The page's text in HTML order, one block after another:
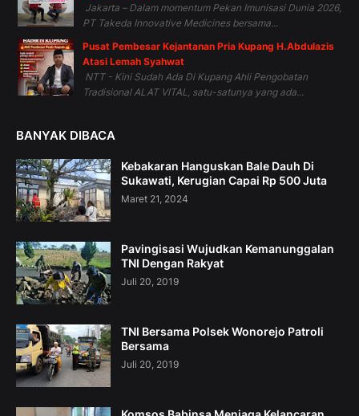
Jakarta – Dalam momentum Pekan Imunisasi Dunia 2026,
PT Takeda Innovative Medicines bersama...
Pusat Pembesar Kejantanan Pria Kupang H.Abdulazis
Atasi Lemah Syahwat
NTT - Kini Sudah Ada Di Kupang Ahli Pengobatan
Tradisional ALAT VITAL, satu-satunya yang ada...
BANYAK DIBACA
Kebakaran Hanguskan Bale Dauh Di
Sukawati, Kerugian Capai Rp 500 Juta
Maret 21, 2024
Pavingisasi Wujudkan Kemanunggalan
TNI Dengan Rakyat
Juli 20, 2019
TNI Bersama Polsek Wonorejo Patroli
Bersama
Juli 20, 2019